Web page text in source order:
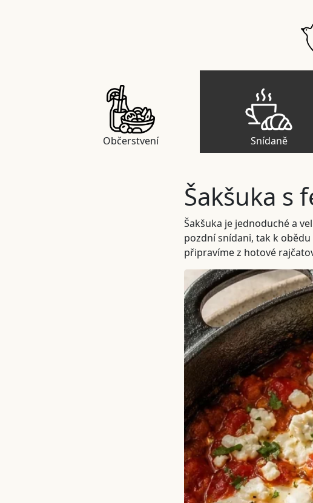
Občerstvení Snídaně
Šakšuka s
Šakšuka je jednoduché a
pozdní snídani, tak k
připravíme z hotové